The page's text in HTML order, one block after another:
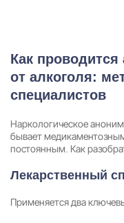
Как
от алкоголя:
специалистов
Наркологическое
бывает
постоянным. Как
Лекарственный
Применяется два
Бесплатная
Оставьте данные и мы
Поиск по
Задать вопрос
Задайте свой вопрос